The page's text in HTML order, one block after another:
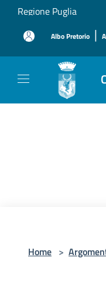
Salta al contenuto principale
Regione Puglia
Albo Pretorio |
Home >